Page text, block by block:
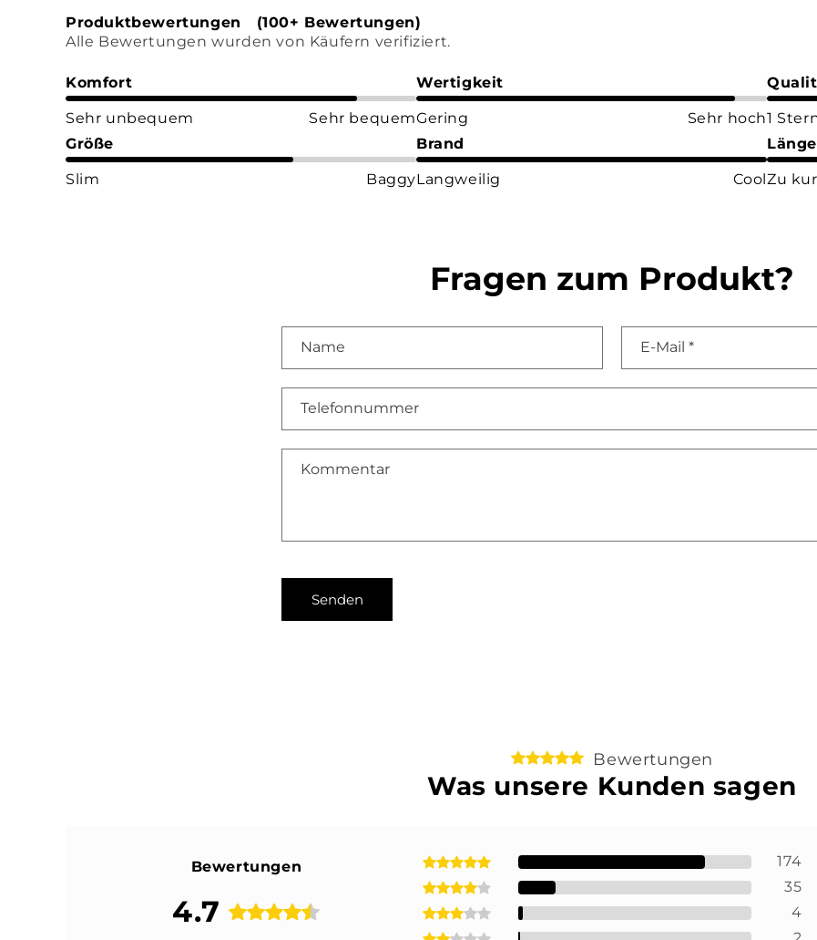
Produktbewertungen (100+ Bewertungen)
Alle Bewertungen wurden von Käufern verifiziert.
Komfort
Sehr unbequem Sehr bequem
Wertigkeit
Gering Sehr hoch1
Größe
Slim Baggy
Brand
Langweilig Cool
Länge
Zu
Fragen zum Produkt?
Name E-Mail *
Telefonnummer
Kommentar
Senden
Bewertungen
Was unsere Kunden sagen
Bewertungen
4.7
174
35
4